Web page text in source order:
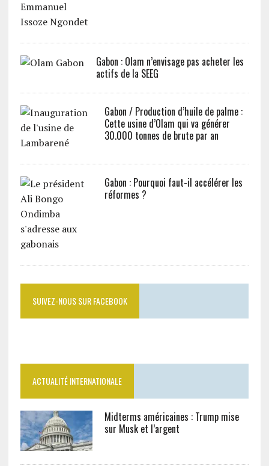
Gabon : Olam n’envisage pas acheter les
actifs de la SEEG
Gabon / Production d’huile de palme :
Cette usine d’Olam qui va générer
30.000 tonnes de brute par an
Gabon : Pourquoi faut-il accélérer les
réformes ?
SUIVEZ-NOUS SUR FACEBOOK
ACTUALITÉ INTERNATIONALE
Midterms américaines : Trump mise
sur Musk et l’argent